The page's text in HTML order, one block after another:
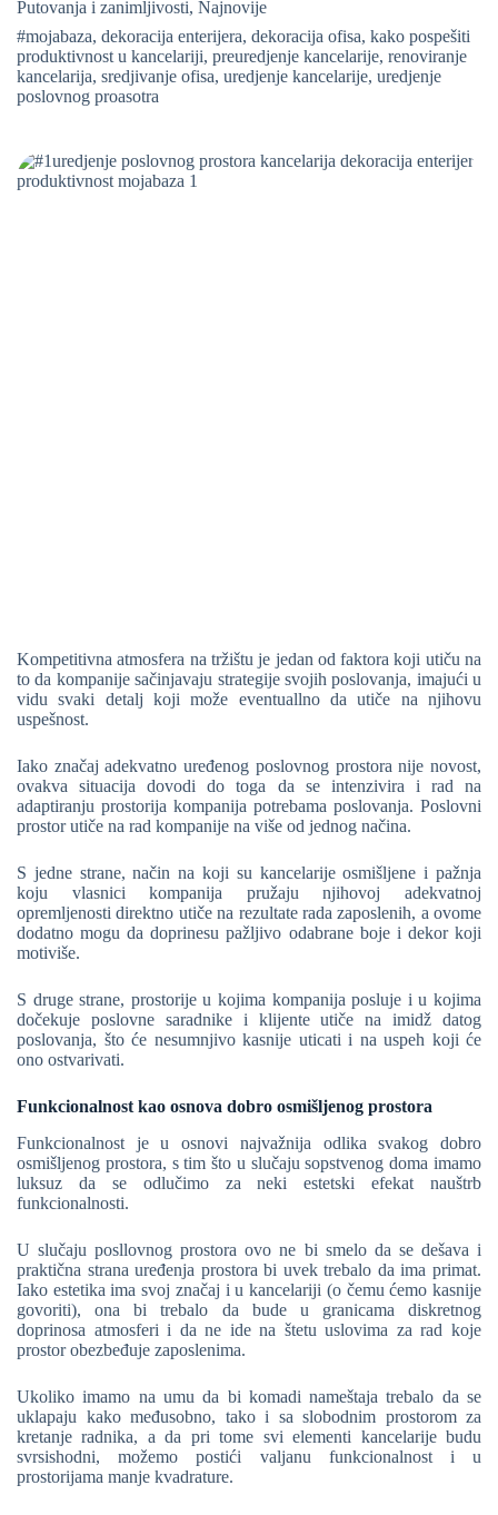
Putovanja i zanimljivosti, Najnovije
#mojabaza, dekoracija enterijera, dekoracija ofisa, kako pospešiti
produktivnost u kancelariji, preuredjenje kancelarije, renoviranje
kancelarija, sredjivanje ofisa, uredjenje kancelarije, uredjenje
poslovnog proasotra
Kompetitivna atmosfera na tržištu je jedan od faktora koji utiču na
to da kompanije sačinjavaju strategije svojih poslovanja, imajući u
vidu svaki detalj koji može eventuallno da utiče na njihovu
uspešnost.
Iako značaj adekvatno uređenog poslovnog prostora nije novost,
ovakva situacija dovodi do toga da se intenzivira i rad na
adaptiranju prostorija kompanija potrebama poslovanja. Poslovni
prostor utiče na rad kompanije na više od jednog načina.
S jedne strane, način na koji su kancelarije osmišljene i pažnja
koju vlasnici kompanija pružaju njihovoj adekvatnoj
opremljenosti direktno utiče na rezultate rada zaposlenih, a ovome
dodatno mogu da doprinesu pažljivo odabrane boje i dekor koji
motiviše.
S druge strane, prostorije u kojima kompanija posluje i u kojima
dočekuje poslovne saradnike i klijente utiče na imidž datog
poslovanja, što će nesumnjivo kasnije uticati i na uspeh koji će
ono ostvarivati.
Funkcionalnost kao osnova dobro osmišljenog prostora
Funkcionalnost je u osnovi najvažnija odlika svakog dobro
osmišljenog prostora, s tim što u slučaju sopstvenog doma imamo
luksuz da se odlučimo za neki estetski efekat nauštrb
funkcionalnosti.
U slučaju posllovnog prostora ovo ne bi smelo da se dešava i
praktična strana uređenja prostora bi uvek trebalo da ima primat.
Iako estetika ima svoj značaj i u kancelariji (o čemu ćemo kasnije
govoriti), ona bi trebalo da bude u granicama diskretnog
doprinosa atmosferi i da ne ide na štetu uslovima za rad koje
prostor obezbeđuje zaposlenima.
Ukoliko imamo na umu da bi komadi nameštaja trebalo da se
uklapaju kako međusobno, tako i sa slobodnim prostorom za
kretanje radnika, a da pri tome svi elementi kancelarije budu
svrsishodni, možemo postići valjanu funkcionalnost i u
prostorijama manje kvadrature.